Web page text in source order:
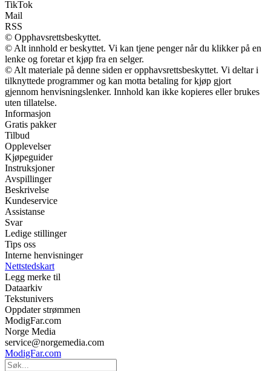
TikTok
Mail
RSS
© Opphavsrettsbeskyttet.
© Alt innhold er beskyttet. Vi kan tjene penger når du klikker på en
lenke og foretar et kjøp fra en selger.
© Alt materiale på denne siden er opphavsrettsbeskyttet. Vi deltar i
tilknyttede programmer og kan motta betaling for kjøp gjort
gjennom henvisningslenker. Innhold kan ikke kopieres eller brukes
uten tillatelse.
Informasjon
Gratis pakker
Tilbud
Opplevelser
Kjøpeguider
Instruksjoner
Avspillinger
Beskrivelse
Kundeservice
Assistanse
Svar
Ledige stillinger
Tips oss
Interne henvisninger
Nettstedskart
Legg merke til
Dataarkiv
Tekstunivers
Oppdater strømmen
ModigFar.com
Norge Media
service@norgemedia.com
ModigFar.com